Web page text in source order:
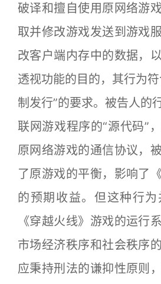
破译和擅自使用原网络游
取并修改游戏发送到游戏
改客户端内存中的数据，
透视功能的目的，其行为
制发行”的要求。被告人的
联网游戏程序的“源代码”
原网络游戏的通信协议，
了原游戏的平衡，影响了
的预期收益。但这种行
《穿越火线》游戏的运行
市场经济秩序和社会秩序
应秉持刑法的谦抑性原则